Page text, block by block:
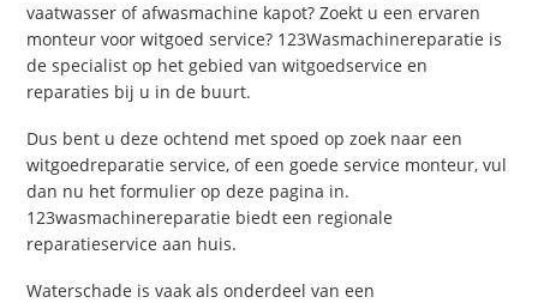
vaatwasser of afwasmachine kapot? Zoekt u een ervaren
monteur voor witgoed service? 123Wasmachinereparatie is
de specialist op het gebied van witgoedservice en
reparaties bij u in de buurt.
Dus bent u deze ochtend met spoed op zoek naar een
witgoedreparatie service, of een goede service monteur, vul
dan nu het formulier op deze pagina in.
123wasmachinereparatie biedt een regionale
reparatieservice aan huis.
Waterschade is vaak als onderdeel van een